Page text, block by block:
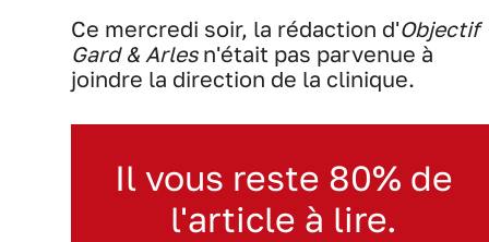
Ce mercredi soir, la rédaction d'Objectif
Gard & Arlesn'était pas parvenue à
joindre la direction de la clinique.
Il vous reste 80% de
l'article à lire.